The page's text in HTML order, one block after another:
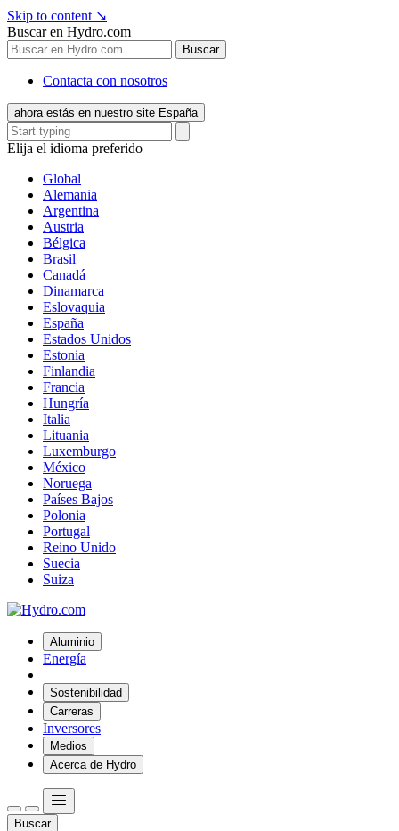
Skip to content ↘
Buscar en Hydro.com
Buscar
Contacta con nosotros
ahora estás en nuestro site España
Elija el idioma preferido
Global
Alemania
Argentina
Austria
Bélgica
Brasil
Canadá
Dinamarca
Eslovaquia
España
Estados Unidos
Estonia
Finlandia
Francia
Hungría
Italia
Lituania
Luxemburgo
México
Noruega
Países Bajos
Polonia
Portugal
Reino Unido
Suecia
Suiza
Aluminio
Energía
Sostenibilidad
Carreras
Inversores
Medios
Acerca de Hydro
Buscar